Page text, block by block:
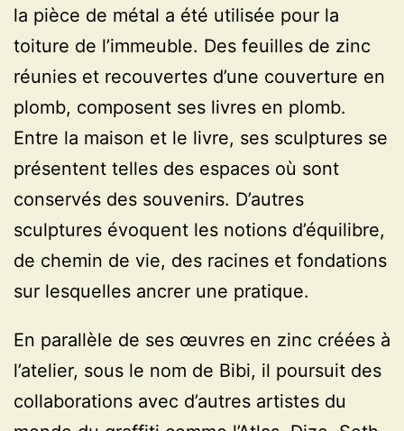
la pièce de métal a été utilisée pour la
toiture de l’immeuble. Des feuilles de zinc
réunies et recouvertes d’une couverture en
plomb, composent ses livres en plomb.
Entre la maison et le livre, ses sculptures se
présentent telles des espaces où sont
conservés des souvenirs. D’autres
sculptures évoquent les notions d’équilibre,
de chemin de vie, des racines et fondations
sur lesquelles ancrer une pratique.
En parallèle de ses œuvres en zinc créées à
l’atelier, sous le nom de Bibi, il poursuit des
collaborations avec d’autres artistes du